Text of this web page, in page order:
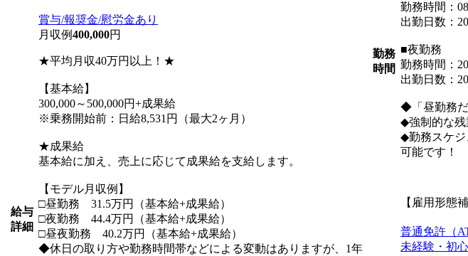
給与
詳細
賞与/報奨金/慰労金あり
月収例400,000円
★平均月収40万円以上！★
【基本給】
300,000～500,000円+成果給
※乗務開始前：日給8,531円（最大2ヶ月）
★成果給
基本給に加え、売上に応じて成果給を支給します。
【モデル月収例】
□昼勤務 31.5万円（基本給+成果給）
□夜勤務 44.4万円（基本給+成果給）
□昼夜勤務 40.2万円（基本給+成果給）
◆休日の取り方や勤務時間帯などによる変動はありますが、1年
勤務
時間
勤務時間：
出勤日数：
■夜勤務
勤務時間：
出勤日数：
◆「昼勤務だ
◆強制的な残
◆勤務スケジ
可能です！
【雇用形態
普通免許（
未経験・初